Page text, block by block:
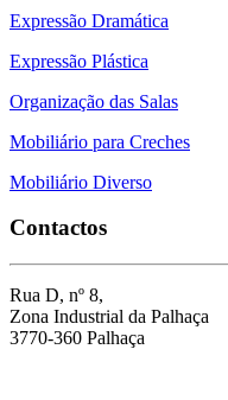
Expressão Dramática
Expressão Plástica
Organização das Salas
Mobiliário para Creches
Mobiliário Diverso
Contactos
Rua D, nº 8,
Zona Industrial da Palhaça
3770-360 Palhaça